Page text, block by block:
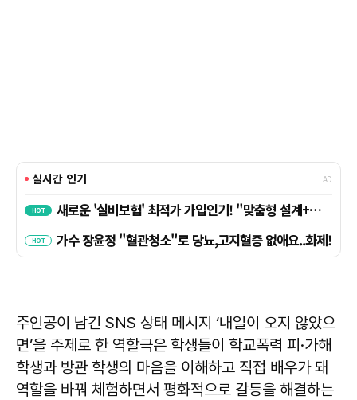
주인공이 남긴 SNS 상태 메시지 ‘내일이 오지 않았으
면’을 주제로 한 역할극은 학생들이 학교폭력 피·가해
학생과 방관 학생의 마음을 이해하고 직접 배우가 돼
역할을 바꿔 체험하면서 평화적으로 갈등을 해결하는